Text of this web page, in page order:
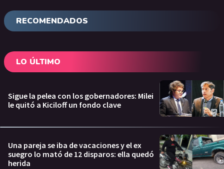
RECOMENDADOS
LO ÚLTIMO
Sigue la pelea con los gobernadores: Milei
le quitó a Kiciloff un fondo clave
Una pareja se iba de vacaciones y el ex
suegro lo mató de 12 disparos: ella quedó
herida